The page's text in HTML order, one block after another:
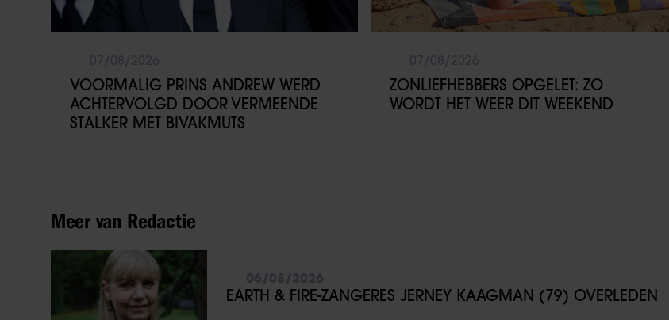
VOORMALIG PRINS ANDREW WERD
ACHTERVOLGD DOOR VERMEENDE
STALKER MET BIVAKMUTS
ZONLIEFHEBBERS OPGELET: ZO
WORDT HET WEER DIT WEEKEND
Meer van Redactie
EARTH & FIRE-ZANGERES JERNEY KAAGMAN (79) OVERLEDEN